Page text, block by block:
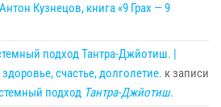
Кузнецов, книга «9 Грах — 9
подход Тантра-Джйотиш. |
счастье, долголетие. к записи
подход Тантра-Джйотиш.